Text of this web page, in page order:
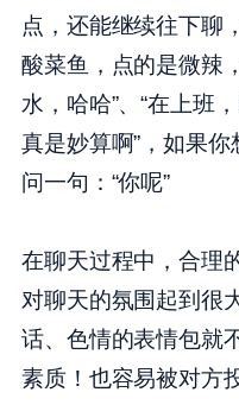
点，还能继续往下聊
酸菜鱼，点的是微辣
水，哈哈”、“在上班
真是妙算啊”，如果
问一句：“你呢”
在聊天过程中，合理
对聊天的氛围起到很
话、色情的表情包就
素质！也容易被对方